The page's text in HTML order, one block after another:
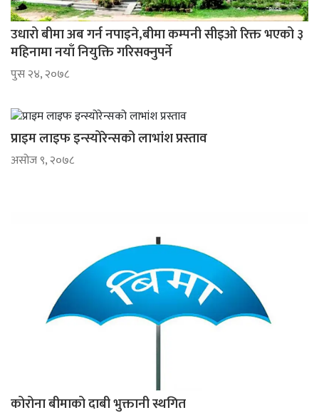
उधारो बीमा अब गर्न नपाइने,बीमा कम्पनी सीइओ रिक्त भएको ३
महिनामा नयाँ नियुक्ति गरिसक्नुपर्ने
पुस २४, २०७८
प्राइम लाइफ इन्स्योरेन्सको लाभांश प्रस्ताव
असोज ९, २०७८
कोरोना बीमाको दाबी भुक्तानी स्थगित